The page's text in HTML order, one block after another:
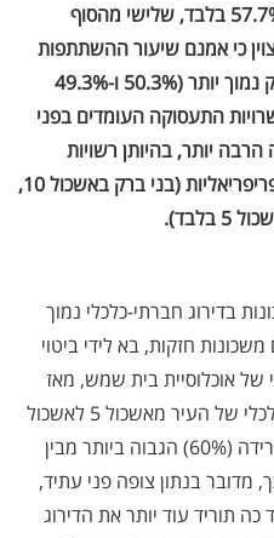
שמש בכוח העבודה, העומד על 57.7% בלבד, שלישי מהסוף
כי אמנם שיעור ההשתתפות
בכוח העובדה בירושלים ובבני ברק נמוך יותר (50.3% ו-49.3%
התעסוקה העומדים בפני
הרבה יותר, בהיותן רשויות
מקומיות המדורגות גבוה במדד הפריפריאליות (בני ברק באשכול 10,
בדירוג חברתי-כלכלי נמוך
חזקות, בא לידי ביטוי
אוכלוסיית בית שמש, מאז
שנת 1995 ירד הדירוג החברתי-כלכלי של העיר מאשכול 5 לאשכול
2 בשנת 2017. מדובר בשיעור הירידה (60%) הגבוה ביותר מבין
מדובר בנתון צופה פני עתיד,
תוריד עוד יותר את הדירוג